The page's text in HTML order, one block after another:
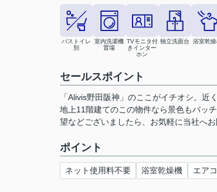
バストイレ
別
室内洗濯機
置場
TVモニタ付
きインター
ホン
独立洗面台 浴室乾
セールスポイント
「Alivis野田阪神」のここがイチオシ。
地上11階建てのこの物件なら景色もバッ
望などございましたら、お気軽に当社へ
ポイント
ネット使用料不要 浴室乾燥機 エア